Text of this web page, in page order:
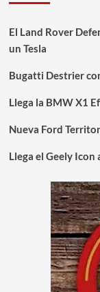
El Land Rover
un Tesla
Bugatti Destrier
Llega la BMW X1
Nueva Ford
Llega el Geely Icon